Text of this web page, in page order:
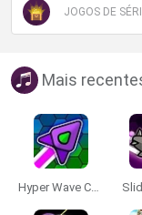
JOGOS DE
Mais
Hyper Wave Challenge